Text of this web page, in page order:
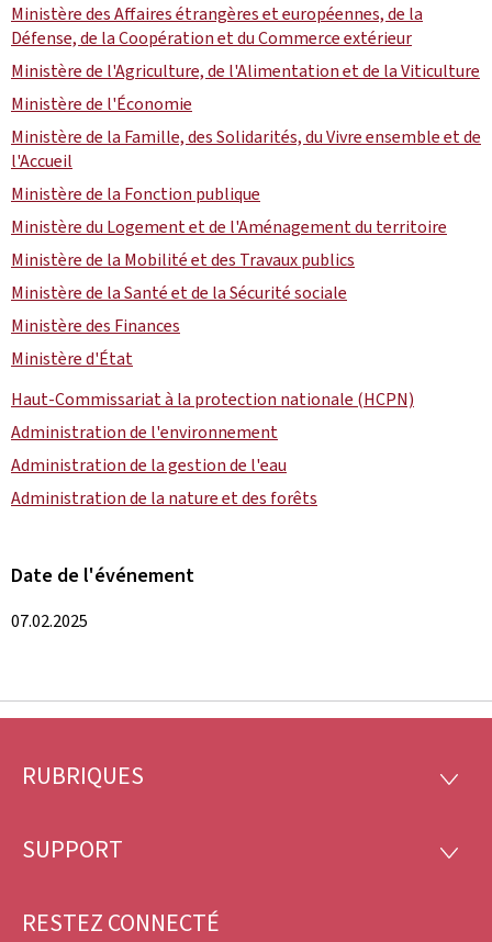
Ministère des Affaires étrangères et européennes, de la
Défense, de la Coopération et du Commerce extérieur
Ministère de l'Agriculture, de l'Alimentation et de la Viticulture
Ministère de l'Économie
Ministère de la Famille, des Solidarités, du Vivre ensemble et de
l'Accueil
Ministère de la Fonction publique
Ministère du Logement et de l'Aménagement du territoire
Ministère de la Mobilité et des Travaux publics
Ministère de la Santé et de la Sécurité sociale
Ministère des Finances
Ministère d'État
Haut-Commissariat à la protection nationale (HCPN)
Administration de l'environnement
Administration de la gestion de l'eau
Administration de la nature et des forêts
Date de l'événement
07.02.2025
Pied
page
RUBRIQUES
SUPPORT
RESTEZ CONNECTÉ